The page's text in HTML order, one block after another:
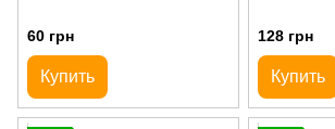
60 грн
Купить
128 грн
Купить